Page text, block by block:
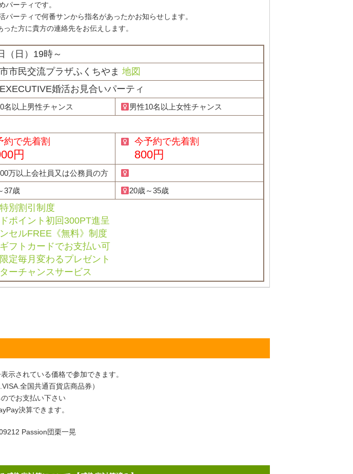
パーティです。
ーティで何番サンから指名があったかお知らせします。
た方に貴方の連絡先をお伝えします。
（日）19時～
市民交流プラザふくちやま 地図
婚活お見合いパーティ
名以上男性チャンス 男性10名以上女性チャンス
約で先着割
円
今予約で先着割
800円
万以上会社員又は公務員の方
37歳 20歳～35歳
別割引制度
ポイント初回300PT進呈
セルFREE《無料》制度
フトカードでお支払い可
定毎月変わるプレゼント
ーチャンスサービス
されている価格で参加できます。
全国共通百貨店商品券）
でお支払い下さい
決算できます。
Passion団栗一晃